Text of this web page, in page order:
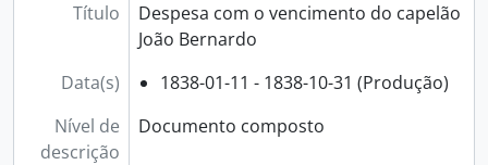
[Documento composto] 028 - Despesas com procuradores da Mesa da irmandade, 1761-07-28 - 1840-12-31
[Unidade de instalação] 029 - Recibos do capelão António da Silva Delgado, provido na capela instituída por Mariana Ferreira, 1757 - 1821
[Unidade de instalação] 030 - Registo dos recibos dos capelães cantores providos nas capelas instituídas pelo prior João Antunes Monteiro, 1795-04-25 - 1834-08-23
[Documento composto] 032 - Empregados. Menino de capela. Alberto Magno, 1757-05-09 - 1787-09-30
Título
Despesa com o vencimento do capelão
João Bernardo
Data(s)
1838-01-11 - 1838-10-31 (Produção)
Nível de
descrição
Documento composto